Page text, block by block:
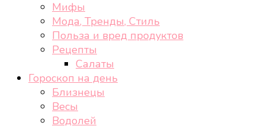
Мифы
Мода, Тренды, Стиль
Польза и вред продуктов
Рецепты
Салаты
Гороскоп на день
Близнецы
Весы
Водолей